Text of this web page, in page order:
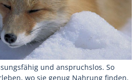
und anspruchslos. So
wo sie genug Nahrung finden.